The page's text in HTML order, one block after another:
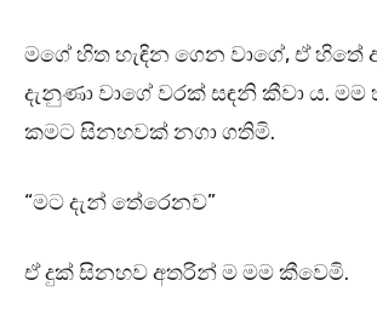
මගේ හිත හැඳින ගෙන වාගේ, ඒ හිතේ
දැනුණා වාගේ වරක් සඳනි කීවා ය.
කමට සිනහවක් නගා ගතිමි.
“මට දැන් තේරෙනව”
ඒ දුක් සිනහව අතරින් ම මම කීවෙමි.